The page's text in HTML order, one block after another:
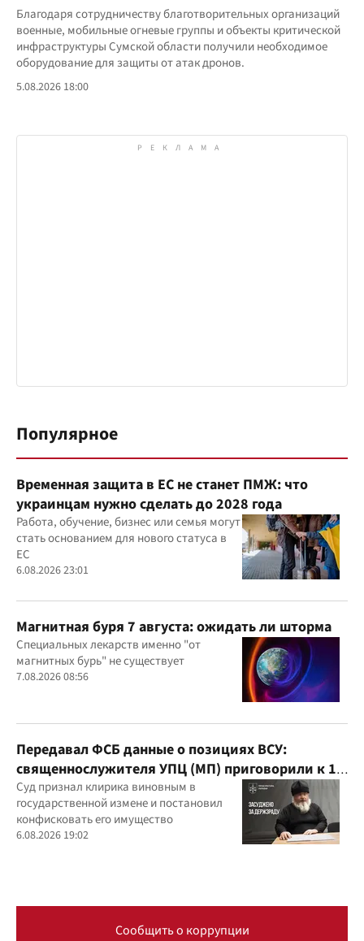
Благодаря сотрудничеству благотворительных организаций
военные, мобильные огневые группы и объекты критической
инфраструктуры Сумской области получили необходимое
оборудование для защиты от атак дронов.
5.08.2026 18:00
Популярное
Временная защита в ЕС не станет ПМЖ: что
украинцам нужно сделать до 2028 года
Работа, обучение, бизнес или семья могут
стать основанием для нового статуса в
ЕС
6.08.2026 23:01
Магнитная буря 7 августа: ожидать ли шторма
Специальных лекарств именно "от
магнитных бурь" не существует
7.08.2026 08:56
Передавал ФСБ данные о позициях ВСУ:
священнослужителя УПЦ (МП) приговорили к 15
годам
Суд признал клирика виновным в
государственной измене и постановил
конфисковать его имущество
6.08.2026 19:02
Сообщить о коррупции